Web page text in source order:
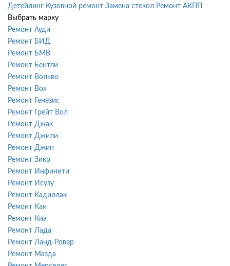
Детейлинг Кузовной ремонт Замена стекол Ремонт АКПП
Выбрать марку
Ремонт Ауди
Ремонт БИД
Ремонт БМВ
Ремонт Бентли
Ремонт Вольво
Ремонт Воя
Ремонт Генезис
Ремонт Грейт Вол
Ремонт Джак
Ремонт Джили
Ремонт Джип
Ремонт Зикр
Ремонт Инфинити
Ремонт Исузу
Ремонт Кадиллак
Ремонт Каи
Ремонт Киа
Ремонт Лада
Ремонт Ланд-Ровер
Ремонт Мазда